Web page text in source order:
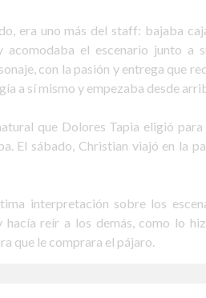
era uno más del staff: bajaba
el escenario junto a
con la pasión y entrega que
a sí mismo y empezaba desde
que Dolores Tapia eligió
El sábado, Christian viajó en la
interpretación sobre los
hacía reír a los demás, como lo
que le comprara el pájaro.